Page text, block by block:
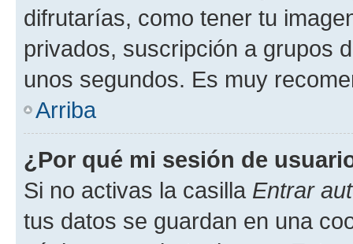
difrutarías, como tener tu
privados, suscripción a grupos
unos segundos. Es muy
Arriba
¿Por qué mi sesión de
Si no activas la casilla Entrar
tus datos se guardan en una